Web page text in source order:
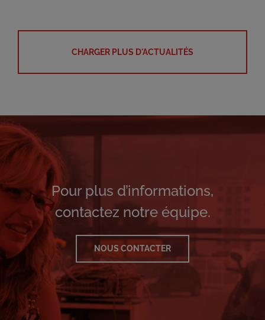
CHARGER PLUS D'ACTUALITÉS
Pour plus d’informations,
contactez notre équipe.
NOUS CONTACTER